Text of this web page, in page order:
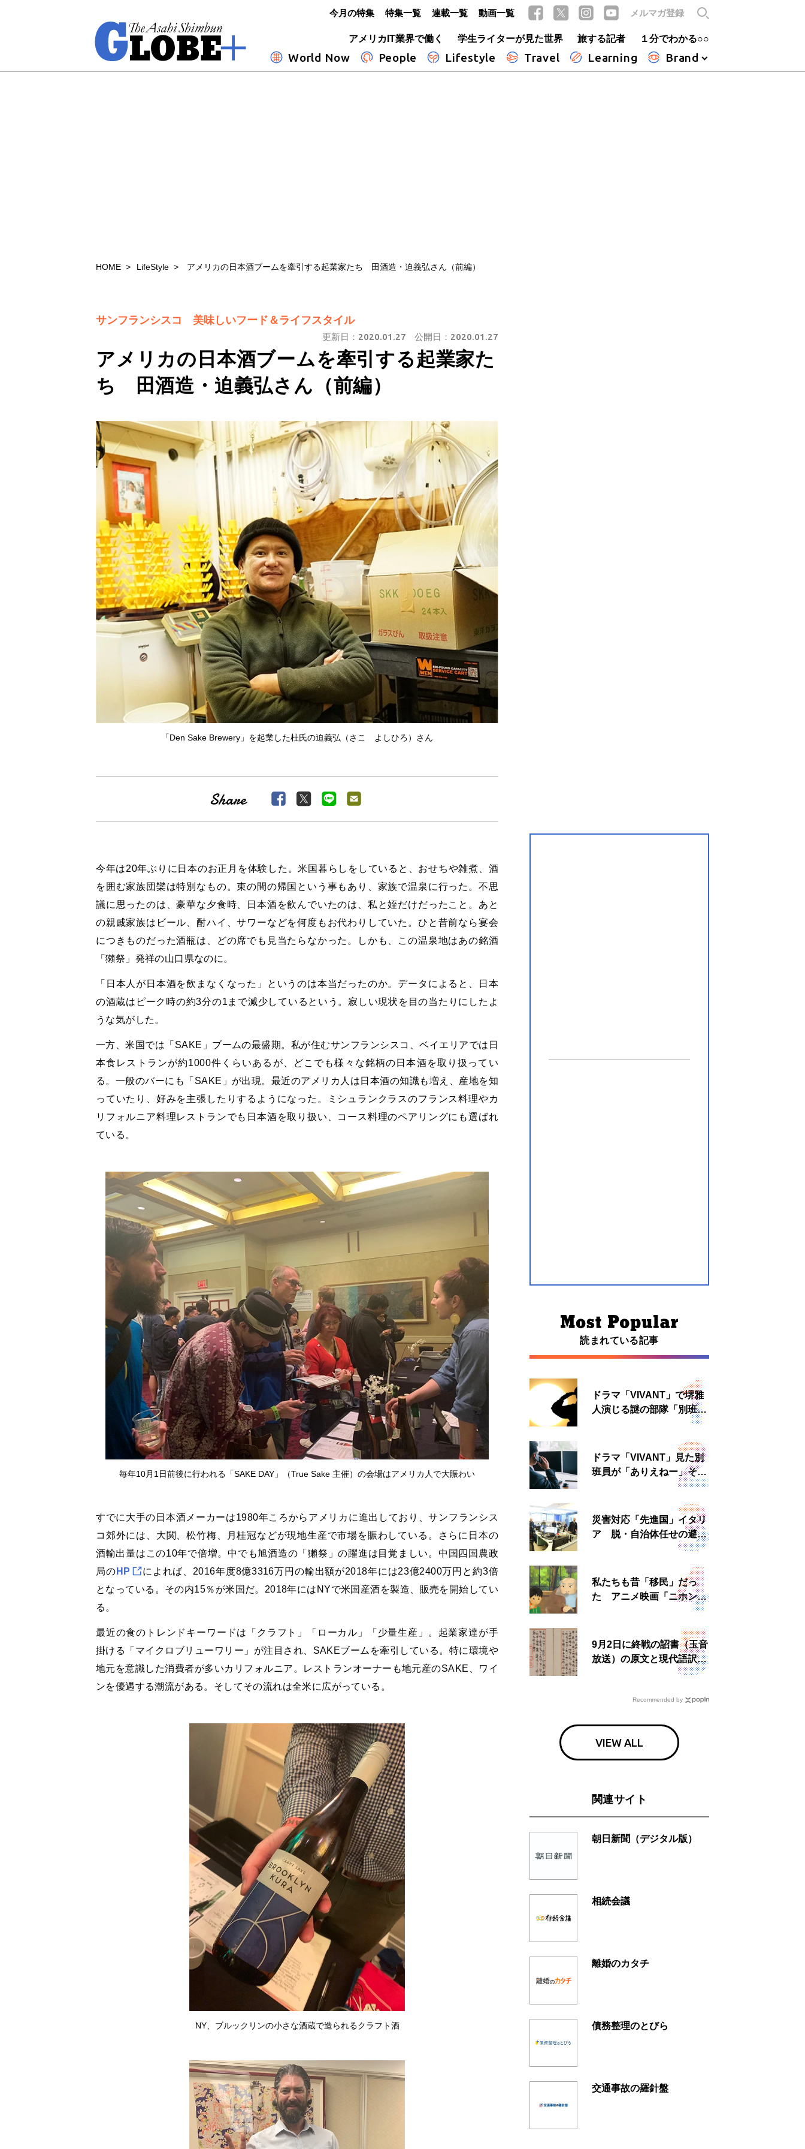
アメリカIT業界で働く
学生ライターが見た世界 旅する記者 １分でわかる○○
World Now People Lifestyle Travel Learning Brand
今月の特集 特集一覧 連載一覧 動画一覧 メルマガ登録
HOME LifeStyle アメリカの日本酒ブームを牽引する起業家たち 田酒造・迫義弘さん（前編）
アメリカの日本酒ブームを牽引する起業家た
ち 田酒造・迫義弘さん（前編）
サンフランシスコ 美味しいフード＆ライフスタイル
更新日： 2020.01.27 公開日： 2020.01.27
「Den Sake Brewery」を起業した杜氏の迫義弘（さこ よしひろ）さん
今年は20年ぶりに日本のお正月を体験した。米国暮らしをしていると、おせちや雑煮、酒
を囲む家族団欒は特別なもの。束の間の帰国という事もあり、家族で温泉に行った。不思
議に思ったのは、豪華な夕食時、日本酒を飲んでいたのは、私と姪だけだったこと。あと
の親戚家族はビール、酎ハイ、サワーなどを何度もお代わりしていた。ひと昔前なら宴会
につきものだった酒瓶は、どの席でも見当たらなかった。しかも、この温泉地はあの銘酒
「獺祭」発祥の山口県なのに。
「日本人が日本酒を飲まなくなった」というのは本当だったのか。データによると、日本
の酒蔵はピーク時の約3分の1まで減少しているという。寂しい現状を目の当たりにしたよ
うな気がした。
一方、米国では「SAKE」ブームの最盛期。私が住むサンフランシスコ、ベイエリアでは日
本食レストランが約1000件くらいあるが、どこでも様々な銘柄の日本酒を取り扱ってい
る。一般のバーにも「SAKE」が出現。最近のアメリカ人は日本酒の知識も増え、産地を知
っていたり、好みを主張したりするようになった。ミシュランクラスのフランス料理やカ
リフォルニア料理レストランでも日本酒を取り扱い、コース料理のペアリングにも選ばれ
ている。
毎年10月1日前後に行われる「SAKE DAY」（True Sake 主催）の会場はアメリカ人で大賑わい
すでに大手の日本酒メーカーは1980年ころからアメリカに進出しており、サンフランシス
コ郊外には、大関、松竹梅、月桂冠などが現地生産で市場を賑わしている。さらに日本の
酒輸出量はこの10年で倍増。中でも旭酒造の「獺祭」の躍進は目覚ましい。中国四国農政
局の HP
によれば、2016年度8億3316万円の輸出額が2018年には23億2400万円と約3倍
となっている。その内15％が米国だ。2018年にはNYで米国産酒を製造、販売を開始してい
る。
最近の食のトレンドキーワードは「クラフト」「ローカル」「少量生産」。起業家達が手
掛ける「マイクロブリューワリー」が注目され、SAKEブームを牽引している。特に環境や
地元を意識した消費者が多いカリフォルニア。レストランオーナーも地元産のSAKE、ワイ
ンを優遇する潮流がある。そしてその流れは全米に広がっている。
NY、ブルックリンの小さな酒蔵で造られるクラフト酒
読まれている記事
ドラマ「VIVANT」で堺雅
人演じる謎の部隊「別班」
は実在する？内情知る人物
ドラマ「VIVANT」見た別
班員が「ありえねー」その
理由とは 非公然組織ゆえ
災害対応「先進国」イタリ
ア 脱・自治体任せの避難
所運営、被災者への温かい
私たちも昔「移民」だっ
た アニメ映画「ニホンジ
9月2日に終戦の詔書（玉音
放送）の原文と現代語訳を
読む もう一つの「終戦の
Recommended by
VIEW ALL
関連サイト
朝日新聞（デジタル版）
相続会議
離婚のカタチ
債務整理のとびら
交通事故の羅針盤